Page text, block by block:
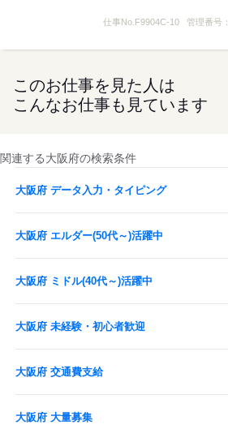
仕事No. F9904C-10 管理番号：
このお仕事を見た人は
こんなお仕事も見ています
関連する大阪府の検索条件
大阪府 データ入力・タイピング
大阪府 エルダー(50代～)活躍中
大阪府 ミドル(40代～)活躍中
大阪府 未経験・初心者歓迎
大阪府 交通費支給
大阪府 大量募集